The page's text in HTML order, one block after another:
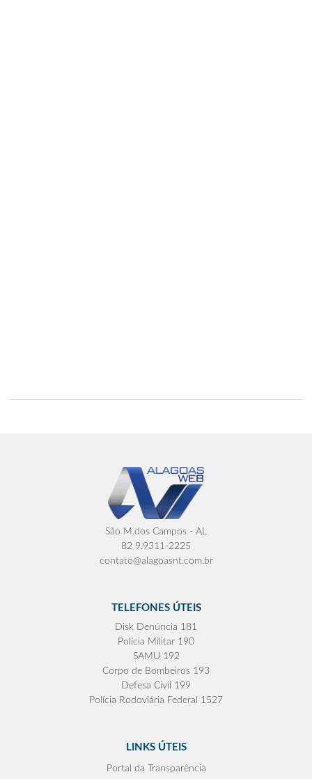
São M.dos Campos - AL
82 9.9311-2225
contato@alagoasnt.com.br
TELEFONES ÚTEIS
Disk Denúncia 181
Polícia Militar 190
SAMU 192
Corpo de Bombeiros 193
Defesa Civil 199
Polícia Rodoviária Federal 1527
LINKS ÚTEIS
Portal da Transparência